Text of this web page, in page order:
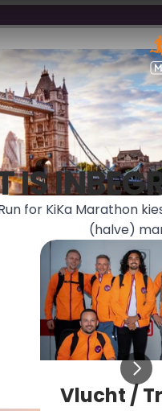
IS
for KiKa Marathon
(halve)
Vlucht /